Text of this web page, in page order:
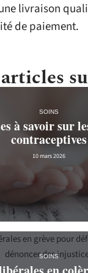
livraison
de paiement.
SOINS
à savoir sur
contraceptives
10 mars 2026
SOINS